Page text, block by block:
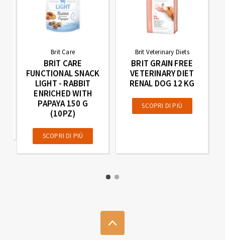
Brit Care
BRIT CARE
FUNCTIONAL SNACK
LIGHT - RABBIT
ENRICHED WITH
PAPAYA 150 G
(10PZ)
SCOPRI DI PIÙ
Brit Veterinary Diets
BRIT GRAIN FREE
VETERINARY DIET
RENAL DOG 12 KG
SCOPRI DI PIÙ